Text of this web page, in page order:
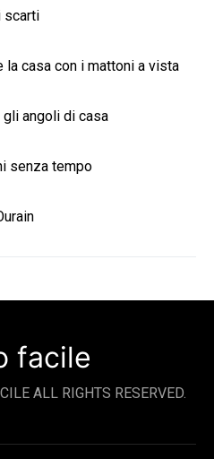
scarti
la casa con i mattoni a vista
gli angoli di casa
senza tempo
facile
ALL RIGHTS RESERVED.